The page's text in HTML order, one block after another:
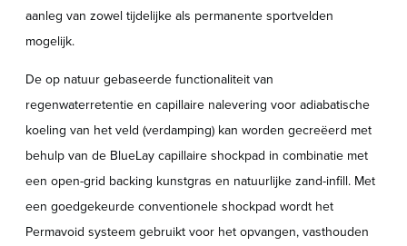
aanleg van zowel tijdelijke als permanente sportvelden
mogelijk.
De op natuur gebaseerde functionaliteit van
regenwaterretentie en capillaire nalevering voor adiabatische
koeling van het veld (verdamping) kan worden gecreëerd met
behulp van de BlueLay capillaire shockpad in combinatie met
een open-grid backing kunstgras en natuurlijke zand-infill. Met
een goedgekeurde conventionele shockpad wordt het
Permavoid systeem gebruikt voor het opvangen, vasthouden